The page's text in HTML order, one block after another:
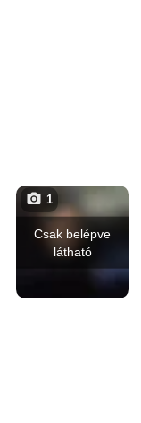
Csak belépve
látható
1